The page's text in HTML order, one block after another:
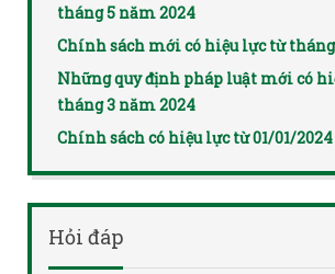
tháng 5 năm 2024
Chính sách mới có hiệu lực từ
Những quy định pháp luật mới có
tháng 3 năm 2024
Chính sách có hiệu lực từ 01/01/2024
Hỏi đáp